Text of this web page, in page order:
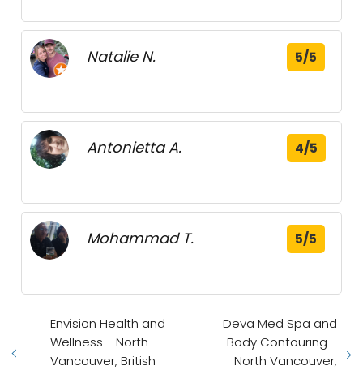
Natalie N. 5/5
Antonietta A. 4/5
Mohammad T. 5/5
Envision Health and
Wellness - North
Vancouver, British
Deva Med Spa and
Body Contouring -
North Vancouver,